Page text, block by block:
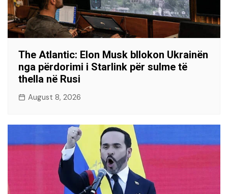
The Atlantic: Elon Musk bllokon Ukrainën
nga përdorimi i Starlink për sulme të
thella në Rusi
August 8, 2026